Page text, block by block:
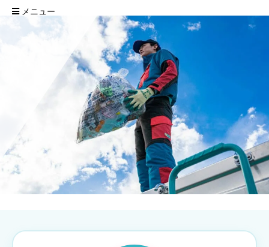
メニュー
Copyright © 株式会社タイヨー|広島県広島市の産業廃棄物の収集・運搬・持
ち込み・リサイクル All Rights Reserved.
WordPress Luxeritas Theme is provided by "Thought is free